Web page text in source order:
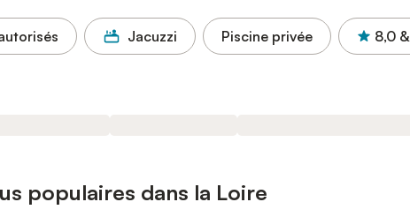
Jacuzzi Piscine privée 8,0
populaires dans la Loire